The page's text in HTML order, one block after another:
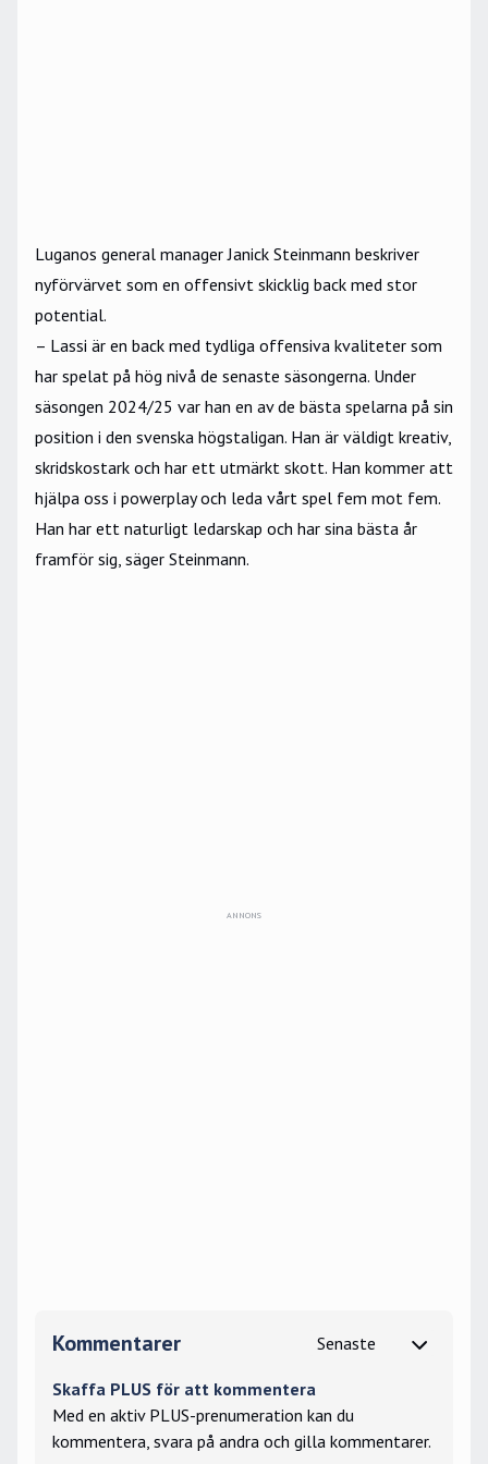
Luganos general manager Janick Steinmann beskriver
nyförvärvet som en offensivt skicklig back med stor
potential.
– Lassi är en back med tydliga offensiva kvaliteter som
har spelat på hög nivå de senaste säsongerna. Under
säsongen 2024/25 var han en av de bästa spelarna på sin
position i den svenska högstaligan. Han är väldigt kreativ,
skridskostark och har ett utmärkt skott. Han kommer att
hjälpa oss i powerplay och leda vårt spel fem mot fem.
Han har ett naturligt ledarskap och har sina bästa år
framför sig, säger Steinmann.
Kommentarer
Skaffa PLUS för att kommentera
Med en aktiv PLUS-prenumeration kan du
kommentera, svara på andra och gilla kommentarer.